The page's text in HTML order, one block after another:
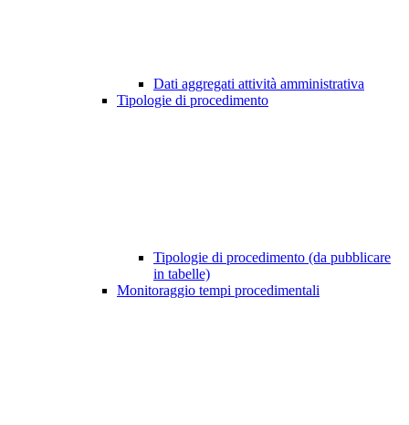
Dati aggregati attività amministrativa
Tipologie di procedimento
Tipologie di procedimento (da pubblicare
in tabelle)
Monitoraggio tempi procedimentali